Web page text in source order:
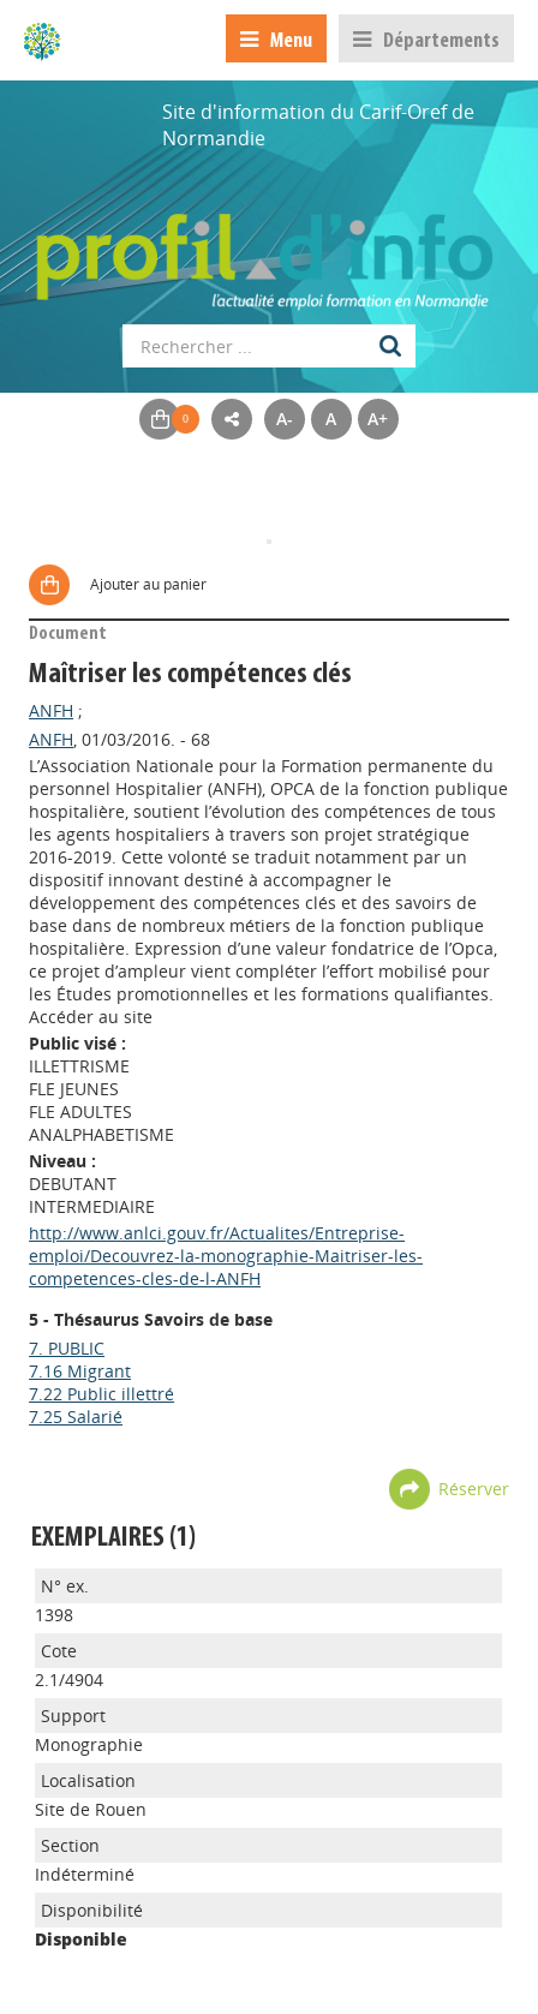
Menu Départements
Site d'information du Carif-Oref de
Normandie
A- A A+
Ajouter au panier
Document
Maîtriser les compétences clés
ANFH ;
ANFH, 01/03/2016. - 68
L’Association Nationale pour la Formation permanente du
personnel Hospitalier (ANFH), OPCA de la fonction publique
hospitalière, soutient l’évolution des compétences de tous
les agents hospitaliers à travers son projet stratégique
2016-2019. Cette volonté se traduit notamment par un
dispositif innovant destiné à accompagner le
développement des compétences clés et des savoirs de
base dans de nombreux métiers de la fonction publique
hospitalière. Expression d’une valeur fondatrice de l’Opca,
ce projet d’ampleur vient compléter l’effort mobilisé pour
les Études promotionnelles et les formations qualifiantes.
Accéder au site
Public visé :
ILLETTRISME
FLE JEUNES
FLE ADULTES
ANALPHABETISME
Niveau :
DEBUTANT
INTERMEDIAIRE
http://www.anlci.gouv.fr/Actualites/Entreprise-
emploi/Decouvrez-la-monographie-Maitriser-les-
competences-cles-de-l-ANFH
5 - Thésaurus Savoirs de base
7. PUBLIC
7.16 Migrant
7.22 Public illettré
7.25 Salarié
Réserver
EXEMPLAIRES (1)
1398
2.1/4904
Monographie
Site de Rouen
Indéterminé
Disponible
Appels à projets